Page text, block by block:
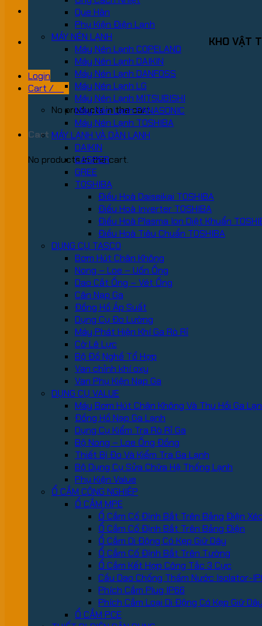
KHO VẬT
Login
Cart /
₫
No products in the cart.
Cart
No products in the cart.
Que Hàn
Phụ Kiện Điện Lạnh
MÁY NÉN LẠNH
Máy Nén Lạnh COPELAND
Máy Nén Lạnh DAIKIN
Máy Nén Lạnh DANFOSS
Máy Nén Lạnh LG
Máy Nén Lạnh MITSUBISHI
Máy Nén Lạnh PANASONIC
Máy Nén Lạnh TOSHIBA
MÁY LẠNH VÀ DÀN LẠNH
DAIKIN
CASPER
GREE
TOSHIBA
Điều Hoà Daiseikai TOSHIBA
Điều Hoà Inverter TOSHIBA
Điều Hoà Plasma Ion Diệt Khuẩn
Điều Hoà Tiêu Chuẩn TOSHIBA
DỤNG CỤ TASCO
Bơm Hút Chân Không
Nong – Loe – Uốn Ống
Dao Cắt Ống – Vét Ống
Cân Nạp Ga
Đồng Hồ Áp Suất
Dụng Cụ Đo Lường
Máy Phát Hiện Khí Ga Rò Rỉ
Cờ Lê Lực
Bộ Đồ Nghề Tổ Hợp
Van chỉnh khí oxy
Van Phụ Kiện Nạp Ga
DỤNG CỤ VALUE
Máy Bơm Hút Chân Không Và Thu Hồi Ga
Đồng Hồ Nạp Ga Lạnh
Dụng Cụ Kiểm Tra Rò Rỉ Ga
Bộ Nong – Loe Ống Đồng
Thiết Bị Đo Và Kiểm Tra Ga Lạnh
Bộ Dụng Cụ Sửa Chữa Hệ Thống Lạnh
Phụ Kiện Value
Ổ CẮM CÔNG NGHIỆP
Ổ CẮM MPE
Ổ Cắm Cố Định Bắt Trên Bảng Điện
Ổ Cắm Cố Định Bắt Trên Bảng Điện
Ổ Cắm Di Động Có Kẹp Giữ Dây
Ổ Cắm Cố Định Bắt Trên Tường
Ổ Cắm Kết Hợp Công Tắc 3 Cực
Cầu Dao Chống Thấm Nước Isolator-
Phích Cắm Plug IP66
Phích Cắm Loại Di Động Có Kẹp Giữ
Ổ CẮM PCE